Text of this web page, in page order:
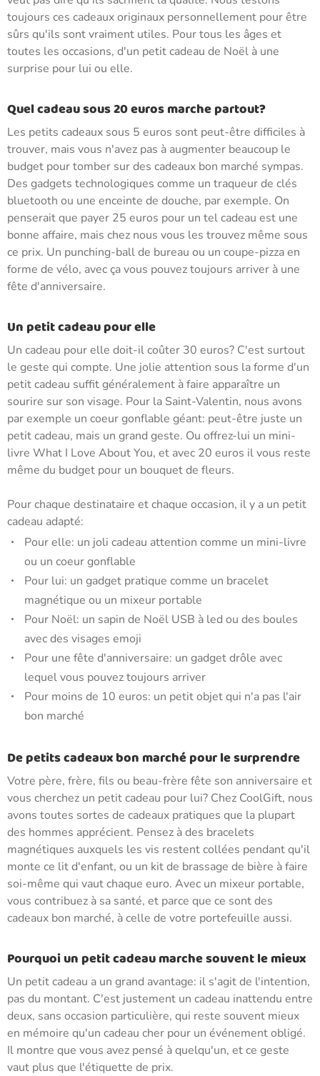
toujours ces cadeaux originaux personnellement pour être
sûrs qu'ils sont vraiment utiles. Pour tous les âges et
toutes les occasions, d'un petit cadeau de Noël à une
surprise pour lui ou elle.
Quel cadeau sous 20 euros marche partout?
Les petits cadeaux sous 5 euros sont peut-être difficiles à
trouver, mais vous n'avez pas à augmenter beaucoup le
budget pour tomber sur des cadeaux bon marché sympas.
Des gadgets technologiques comme un traqueur de clés
bluetooth ou une enceinte de douche, par exemple. On
penserait que payer 25 euros pour un tel cadeau est une
bonne affaire, mais chez nous vous les trouvez même sous
ce prix. Un punching-ball de bureau ou un coupe-pizza en
forme de vélo, avec ça vous pouvez toujours arriver à une
fête d'anniversaire.
Un petit cadeau pour elle
Un cadeau pour elle doit-il coûter 30 euros? C'est surtout
le geste qui compte. Une jolie attention sous la forme d'un
petit cadeau suffit généralement à faire apparaître un
sourire sur son visage. Pour la Saint-Valentin, nous avons
par exemple un coeur gonflable géant: peut-être juste un
petit cadeau, mais un grand geste. Ou offrez-lui un mini-
livre What I Love About You, et avec 20 euros il vous reste
même du budget pour un bouquet de fleurs.
Pour chaque destinataire et chaque occasion, il y a un petit
cadeau adapté:
Pour elle: un joli cadeau attention comme un mini-livre
ou un coeur gonflable
Pour lui: un gadget pratique comme un bracelet
magnétique ou un mixeur portable
Pour Noël: un sapin de Noël USB à led ou des boules
avec des visages emoji
Pour une fête d'anniversaire: un gadget drôle avec
lequel vous pouvez toujours arriver
Pour moins de 10 euros: un petit objet qui n'a pas l'air
bon marché
De petits cadeaux bon marché pour le surprendre
Votre père, frère, fils ou beau-frère fête son anniversaire et
vous cherchez un petit cadeau pour lui? Chez CoolGift, nous
avons toutes sortes de cadeaux pratiques que la plupart
des hommes apprécient. Pensez à des bracelets
magnétiques auxquels les vis restent collées pendant qu'il
monte ce lit d'enfant, ou un kit de brassage de bière à faire
soi-même qui vaut chaque euro. Avec un mixeur portable,
vous contribuez à sa santé, et parce que ce sont des
cadeaux bon marché, à celle de votre portefeuille aussi.
Pourquoi un petit cadeau marche souvent le mieux
Un petit cadeau a un grand avantage: il s'agit de l'intention,
pas du montant. C'est justement un cadeau inattendu entre
deux, sans occasion particulière, qui reste souvent mieux
en mémoire qu'un cadeau cher pour un événement obligé.
Il montre que vous avez pensé à quelqu'un, et ce geste
vaut plus que l'étiquette de prix.